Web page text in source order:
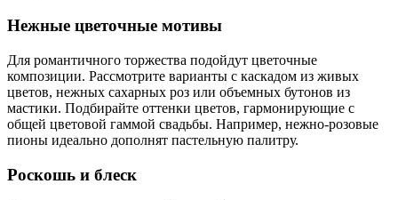
Нежные цветочные мотивы
Для романтичного торжества подойдут цветочные
композиции. Рассмотрите варианты с каскадом из живых
цветов, нежных сахарных роз или объемных бутонов из
мастики. Подбирайте оттенки цветов, гармонирующие с
общей цветовой гаммой свадьбы. Например, нежно-розовые
пионы идеально дополнят пастельную палитру.
Роскошь и блеск